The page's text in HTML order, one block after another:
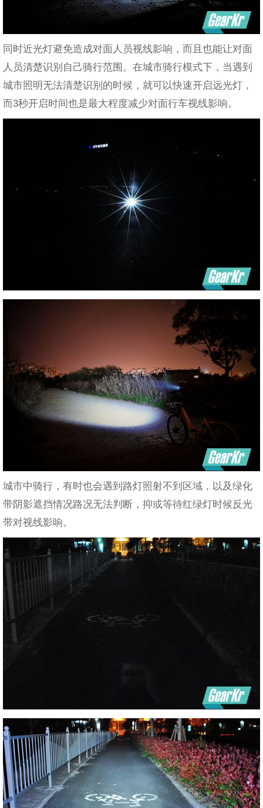
同时近光灯避免造成对面人员视线影响，而且也能让对面
人员清楚识别自己骑行范围。在城市骑行模式下，当遇到
城市照明无法清楚识别的时候，就可以快速开启远光灯，
而3秒开启时间也是最大程度减少对面行车视线影响。
城市中骑行，有时也会遇到路灯照射不到区域，以及绿化
带阴影遮挡情况路况无法判断，抑或等待红绿灯时候反光
带对视线影响。